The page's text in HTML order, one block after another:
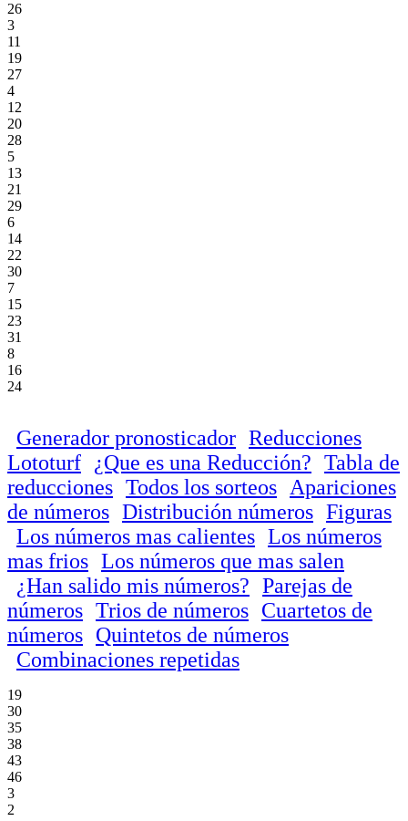
26
3
11
19
27
4
12
20
28
5
13
21
29
6
14
22
30
7
15
23
31
8
16
24
Generador pronosticador Reducciones
Lototurf
¿Que es una Reducción? Tabla de
reducciones Todos los sorteos
Apariciones
de números Distribución números Figuras
Los números mas calientes Los números
mas frios Los números que mas salen
¿Han salido mis números? Parejas de
números Trios de números Cuartetos de
números Quintetos de números
Combinaciones repetidas
19
30
35
38
43
46
3
2